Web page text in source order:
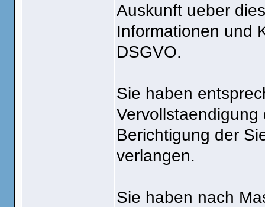
Auskunft ueber
Informationen und
DSGVO.
Sie haben
Berichtigung der
verlangen.
Sie haben nach